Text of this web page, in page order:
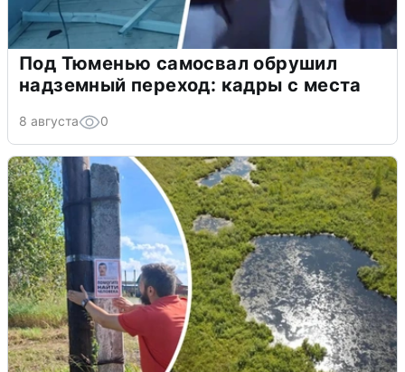
Под Тюменью самосвал обрушил
надземный переход: кадры с места
8 августа 0